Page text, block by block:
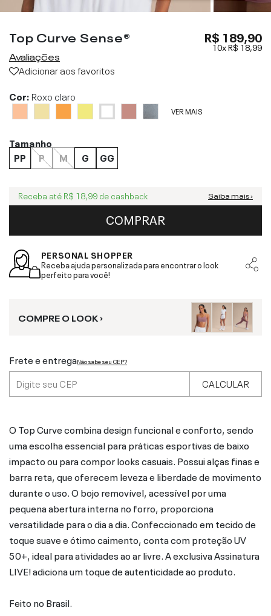
Top Curve Sense®
Avaliações
Adicionar aos favoritos
R$ 189,90
10xR$ 18,99
Cor:Roxo claro
VER MAIS
Tamanho
PP
P M G GG
Receba até R$ 18,99 de cashback Saiba mais ›
COMPRAR
PERSONAL SHOPPER
Receba ajuda personalizada para encontrar o look
perfeito para você!
COMPRE O LOOK ›
Frete e entregaNão sabe seu CEP?
CALCULAR
O Top Curve combina design funcional e conforto, sendo
uma escolha essencial para práticas esportivas de baixo
impacto ou para compor looks casuais. Possui alças finas e
barra reta, que oferecem leveza e liberdade de movimento
durante o uso. O bojo removível, acessível por uma
pequena abertura interna no forro, proporciona
versatilidade para o dia a dia. Confeccionado em tecido de
toque suave e ótimo caimento, conta com proteção UV
50+, ideal para atividades ao ar livre. A exclusiva Assinatura
LIVE! adiciona um toque de autenticidade ao produto.
Feito no Brasil.